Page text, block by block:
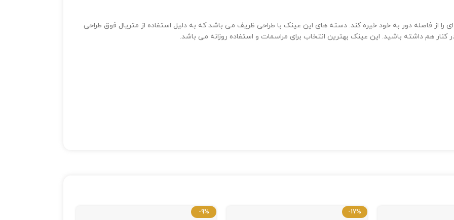
از فاصله دور به خود خیره کند. دسته های این عینک با طراحی ظریف می باشد که به دلیل استفاده از متریال فوق طراحی
کنار هم داشته باشید. این عینک بهترین انتخاب برای مراسمات و استفاده روزانه می باشد.
-17%
-9%